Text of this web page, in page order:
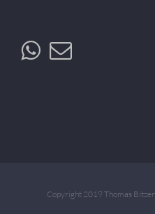
Copyright 2019 Thomas